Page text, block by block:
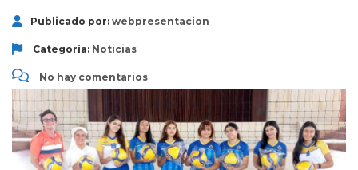
Publicado por: webpresentacion
Categoría: Noticias
No hay comentarios